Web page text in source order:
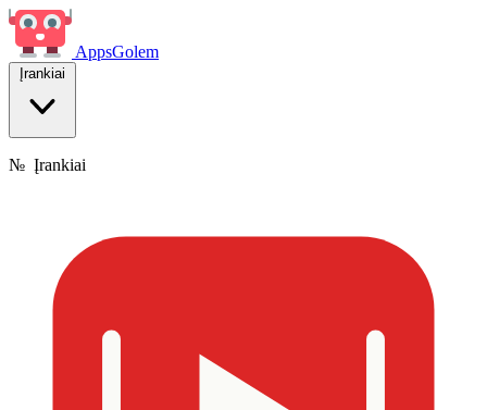
AppsGolem
Įrankiai
№ Įrankiai